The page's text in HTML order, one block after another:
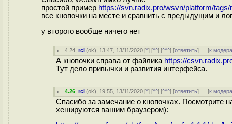
простой пример https://svn.radix.pro/wsvn/platform/
все кнопочки на месте и сравнить с предыдущим и лог
у второго вообще ничего нет
4.24 ,rcl (ok), 13:47, 13/11/2020 [^] [^^] [^^^] [ответить] [к
А кнопочки справа от файлика https://
Тут дело привычки и развития интерфейса.
4.26 ,rcl (ok), 19:55, 13/11/2020 [^] [^^] [^^^] [ответить] [к
Спасибо за замечание о кнопочках. Посмотрите
хешируются вашим браузером):